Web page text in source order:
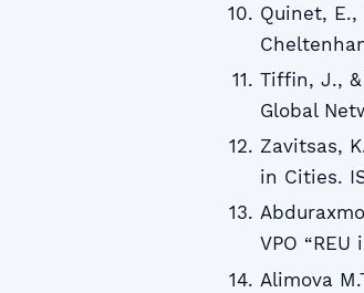
Quinet,
Tiffin, J.,
Global
Zavitsas,
in Cities.
VPO
Alimova